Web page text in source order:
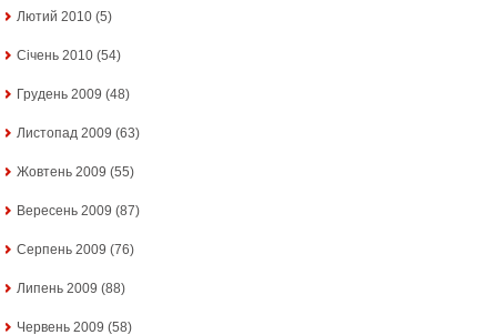
Лютий 2010 (5)
Січень 2010 (54)
Грудень 2009 (48)
Листопад 2009 (63)
Жовтень 2009 (55)
Вересень 2009 (87)
Серпень 2009 (76)
Липень 2009 (88)
Червень 2009 (58)